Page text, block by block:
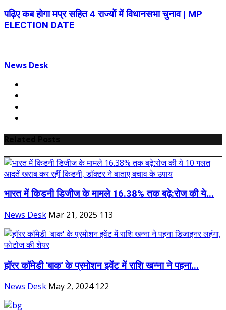
पढ़िए कब होगा मप्र सहित 4 राज्यों में विधानसभा चुनाव | MP
ELECTION DATE
News Desk
भारत में किडनी डिजीज के मामले 16.38% तक बढ़े:रोज की ये...
News Desk Mar 21, 2025 113
हॉरर कॉमेडी 'बाक' के प्रमोशन इवेंट में राशि खन्ना ने पहना...
News Desk May 2, 2024 122